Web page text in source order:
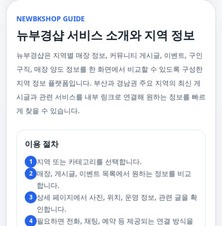
대한 많은 관심 덕분에, 부경샵은 필요한 요구 사항들을 간단하게 필수적인
것들로 정리했어요. 이 가이드라인을 따라주시면, 서비스 이용 중에 문제가
생기지 않을 거예요. 첫째로, 너무 많은 알코올을 섭취해 만취 상태일 경우에
게 좋아요.서비스 당일에는 부경샵과의 원활한 의사소통이 중요해요, 그래
서 공중전화나 발신 제한으로는 연락이 어려워요. 또한, 자주 예약을 취소하
거나 예약 없이 나타나지 않는 경우, 앞으로 예약하기가 어려워질 수 있으니
가격으로 경험해 보세요.터치 -> 부경샵 홈페이지 터치 -> 더욱 새로워진 뉴
부경샵 홈페이지 터치 -> 부경샵앱 다운로드 - Google Play
시면, 부경샵은 그에 최적화된 서비스를 제공하기 위해 최선을 다할 것입니
다. 언제든지 필요하실 때, 편리한 상담과 지원이 준비되어 있으니 주저하지
마시고 연락 주세요. 부산 일본인 홈케어 이용 방법에 대해서는, 서비스의
핵심은 바로 고객님의 현재 위치에서 직접 찾아가는 것입니다. 이 방식을 통
등, 자신만의 공간에서 편안한 맞춤형 마사지를 받으실 수 있습니다. 최근
한 마사지 서비스를 제공하기 위해 노력하고 있습니다. 부경샵의 주된 목적
은 고객님들이 긴장을 해소하고 새로운 활력을 얻을 수 있는 피난처를 마련
하는 것입니다. 또한, 부경샵 한국과 태국, 일본에서 온 관리사 중 선택이 가
능하며, 다른 곳에서 찾아볼 수 없는 독특한 기술과 마음가짐을 가진 관리사
를 자랑합니다. 이러한 품질은 비교할 수 없는 수준입니다. 서비스의 질을
더욱 높이기 위해, 부경샵은 지속적으로 우수한 일본인 관리사를 모집 중입
서비스를 경험하실 수 있습니다. 마지막으로 부산 일본인 홈케어 서비스를
이용하시기 전에, 아래 주의사항을 상세히 확인하시고 예약을 진행해 주시
기 바랍니다. 부경샵 서비스에 대한 높은 수요를 감안하여, 이용 요건을 간
소화하여 필수적인 사항으로 명시했습니다. 이 가이드라인을 따르시면, 서
비스 이용 중 문제가 발생하지 않을 것입니다. 특히, 과도한 알코올 섭취로
인해 만취 상태에서는 서비스 이용에 제한을 두고 있음을 명확히 합니다. 이
러한 상태에서는 다음 기회에 이용해 주시길 부탁드립니다. 서비스 도착 시
원활한 의사소통이 이루어질 수 있도록, 저희와의 연락이 반드시 가능해야
합니다. 이에 공중전화 사용이나 발신 번호 표시 제한으로의 통화는 받지 않
고 있습니다. 또한, 자주 발생하는 예약 취소나 무단으로 예약을 취소할 경
우, 향후 서비스 예약에 제약이 생길 수 있음을 알려드립니다. 시간을 효율적
으로 사용하며, 합리적인 가격으로 부경샵만의 특별한 경험을 하실 수 있습
균형을 맞추는 데 중점을 둡니다. 이 마사지는 유연성을 증진시키고 근육의
사지는 신체의 긴장을 풀어주고, 스트레스를 감소시키며, 전반적인 신체 기
서 유래한 마사지 방법으로, 의자에 앉은 상태에서 받을 수 있어 사무실이나
집에서도 쉽게 즐길 수 있습니다. 이 마사지는 특히 허리와 어깨의 피로를 해
소하는 데 효과적이며, 신체의 전반적인 이완을 도와 스트레스 감소에 도움
을 줍니다. 샤이츠 마사지는 짧은 시간에 효과적인 이완을 제공하여, 바쁜 일
상 속에서 짧은 휴식을 필요로 하는 현대인에게 적합합니다.4. 발 마사지 발
마사지는 발과 발목을 중심으로 이루어지는 마사지로, 신체의 균형을 유지
하고 전반적인 피로를 풀어주는 데 중점을 둡니다. 이 마사지는 발의 압력점
을 개선합니다. 발 마사지는 특히 장시간 서 있거나 걷는 일이 많은 사람들에
게 추천되며, 발의 피로 뿐만 아니라 전체적인 신체의 건강과 웰빙에도 긍정
적인 영향을 줍니다.부경샵 앱을 통해 부산 남포동 지역의 고객들은 이러한
춤형 서비스를 즐길 수 있습니다.출장마사지는 부경샵 ↓↓↓ 클릭
https://bkshop.kr/더욱 새로워진 출장마사지 뉴부경샵↓↓↓ 클릭
https://newbkshop.com/출장마사지 부경샵앱 다운로드↓↓↓ 클릭
https://play.google.com/store/apps/details?
부산꿀통 디시에서 제공하는 서비스는 여러분에게 새로운 힐링의 기회를 제
사지는 여러분의 체질 개선, 스트레스 해소, 마음의 안정 등 다양한 효능을
가져다줍니다. 이와 같이 부산꿀통 디시의 마사지는 여러분의 건강을 지키
간을 가질 수 있게 해줍니다. 그리고 이런 부산꿀통 디시의 서비스를 편리하
게 예약하고 이용할 수 있게 도와주는 '부경샵' 어플은 부산과 경남 지역에서
최고의 마사지 어플로 추천받고 있습니다. 복잡한 예약 과정 없이, 부담 없이
부산꿀통 디시의 서비스를 이용하려는 분들께 부경샵 어플을 강력히 추천드
립니다.여러분의 건강과 힐링을 위해, 부산꿀통 디시와 부경샵이 함께하며,
모든 고민과 걱정 속에서 여러분을 위로하고 도와드리겠습니다. 부산꿀통
부산꿀통 디시의 건강한 마사지와 쾌적한 분위기 속에서 행복과 건강을 찾
NEWBKSHOP GUIDE
뉴부경샵 서비스 소개와 지역 정보
뉴부경샵은 지역별 매장 정보, 커뮤니티 게시글, 이벤트, 구인
구직, 매장 양도 정보를 한 화면에서 비교할 수 있도록 구성한
지역 정보 플랫폼입니다. 부산과 경남권 주요 지역의 최신 게
시글과 관련 서비스를 내부 링크로 연결해 원하는 정보를 빠르
게 찾을 수 있습니다.
이용 절차
1 지역 또는 카테고리를 선택합니다.
2 매장, 게시글, 이벤트 목록에서 원하는 정보를 비교
합니다.
3 상세 페이지에서 사진, 위치, 운영 정보, 관련 글을 확
인합니다.
4 필요하면 전화, 채팅, 예약 등 제공되는 연결 방식을